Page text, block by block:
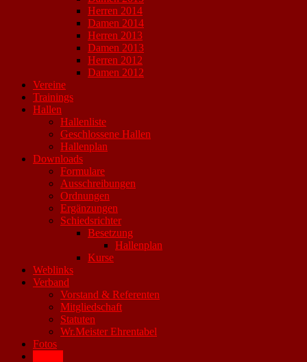
Herren 2014
Damen 2014
Herren 2013
Damen 2013
Herren 2012
Damen 2012
Vereine
Trainings
Hallen
Hallenliste
Geschlossene Hallen
Hallenplan
Downloads
Formulare
Ausschreibungen
Ordnungen
Ergänzungen
Schiedsrichter
Besetzung
Hallenplan
Kurse
Weblinks
Verband
Vorstand & Referenten
Mitgliedschaft
Statuten
Wr.Meister Ehrentabel
Fotos